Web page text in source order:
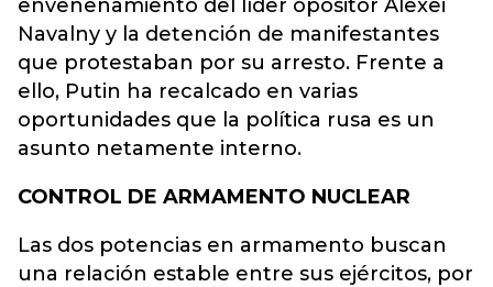
envenenamiento del líder opositor Alexei
Navalny y la detención de manifestantes
que protestaban por su arresto. Frente a
ello, Putin ha recalcado en varias
oportunidades que la política rusa es un
asunto netamente interno.
CONTROL DE ARMAMENTO NUCLEAR
Las dos potencias en armamento buscan
una relación estable entre sus ejércitos, por